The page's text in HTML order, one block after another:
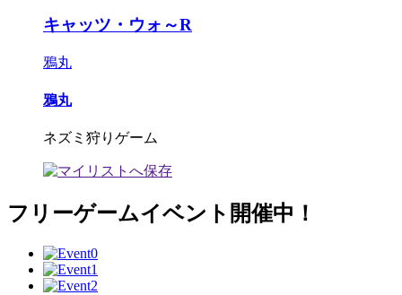
キャッツ・ウォ～R
鴉丸
鴉丸
ネズミ狩りゲーム
フリーゲームイベント開催中！